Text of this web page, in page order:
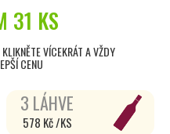
31 KS
VÍCEKRÁT A VŽDY
CENU
3 LÁHVE
578 Kč /KS